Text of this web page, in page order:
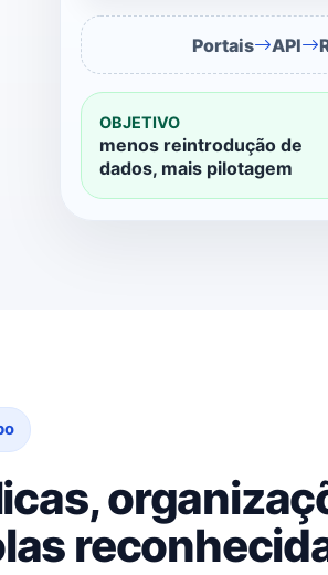
Portais API
OBJETIVO
menos reintrodução de
dados, mais pilotagem